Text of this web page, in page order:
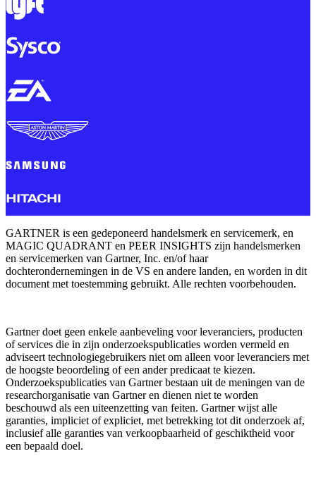
GARTNER is een gedeponeerd handelsmerk en servicemerk, en
MAGIC QUADRANT en PEER INSIGHTS zijn handelsmerken
en servicemerken van Gartner, Inc. en/of haar
dochterondernemingen in de VS en andere landen, en worden in dit
document met toestemming gebruikt. Alle rechten voorbehouden.
Gartner doet geen enkele aanbeveling voor leveranciers, producten
of services die in zijn onderzoekspublicaties worden vermeld en
adviseert technologiegebruikers niet om alleen voor leveranciers met
de hoogste beoordeling of een ander predicaat te kiezen.
Onderzoekspublicaties van Gartner bestaan uit de meningen van de
researchorganisatie van Gartner en dienen niet te worden
beschouwd als een uiteenzetting van feiten. Gartner wijst alle
garanties, impliciet of expliciet, met betrekking tot dit onderzoek af,
inclusief alle garanties van verkoopbaarheid of geschiktheid voor
een bepaald doel.